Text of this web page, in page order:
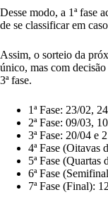
Desse modo, a 1ª fase
de se classificar em
Assim, o sorteio da
único, mas com
3ª fase.
1ª Fase: 23/02,
2ª Fase: 09/03,
3ª Fase: 20/04 e
4ª Fase (Oitavas
5ª Fase
6ª Fase
7ª Fase (Final):